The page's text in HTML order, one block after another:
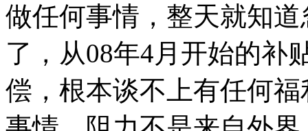
做任何事情，整天就知
了，从08年4月开始的补
偿，根本谈不上有任何